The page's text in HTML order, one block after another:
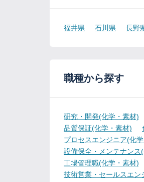
福井県 石川県 長野
職種から探す
研究・開発(化学・素材)
品質保証(化学・素材)
プロセスエンジニア(化
設備保全・メンテナンス
工場管理職(化学・素材)
技術営業・セールスエン